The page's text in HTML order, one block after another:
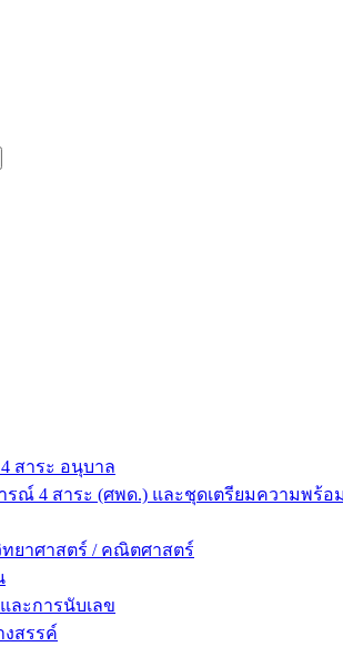
สาระ อนุบาล
ณ์ 4 สาระ (ศพด.) และชุดเตรียมความพร้อ
ยาศาสตร์ / คณิตศาสตร์
ละการนับเลข
สรรค์